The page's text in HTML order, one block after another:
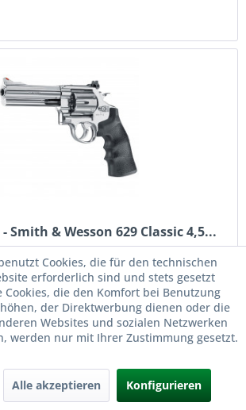
Smith & Wesson 629 Classic 4,5...
& Wesson 629 Classic 4,5 mm (.177)
Geschichte, der Urvater aller
ein legendärer Klassiker – die Smith &
Modelle haben viele...
Cookies, die für den technischen
erforderlich sind und stets gesetzt
Cookies, die den Komfort bei Benutzung
der Direktwerbung dienen oder die
Websites und sozialen Netzwerken
werden nur mit Ihrer Zustimmung gesetzt.
Alle akzeptieren Konfigurieren